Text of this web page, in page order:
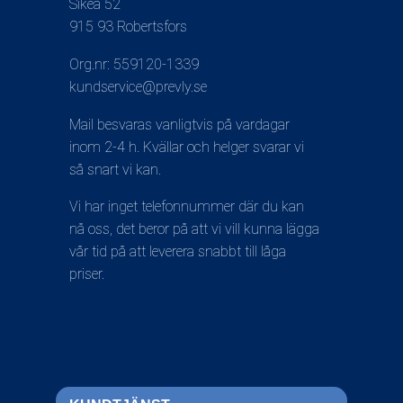
Sikeå 52
915 93 Robertsfors
Org.nr: 559120-1339
kundservice@prevly.se
Mail besvaras vanligtvis på vardagar
inom 2-4 h. Kvällar och helger svarar vi
så snart vi kan.
Vi har inget telefonnummer där du kan
nå oss, det beror på att vi vill kunna lägga
vår tid på att leverera snabbt till låga
priser.